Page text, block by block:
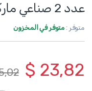
عدد 2 صناعي ماركة WADFOW
متوفر :متوفر في المخزون
$ 23,82